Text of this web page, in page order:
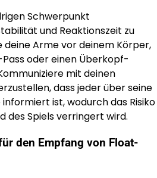
Schwerpunkt
und Reaktionszeit zu
deine Arme vor deinem Körper,
oder einen Überkopf-
mit deinen
dass jeder über seine
ist, wodurch das Risiko
des Spiels verringert wird.
den Empfang von Float-